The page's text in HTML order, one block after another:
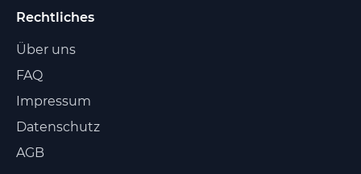
Rechtliches
Über uns
FAQ
Impressum
Datenschutz
AGB